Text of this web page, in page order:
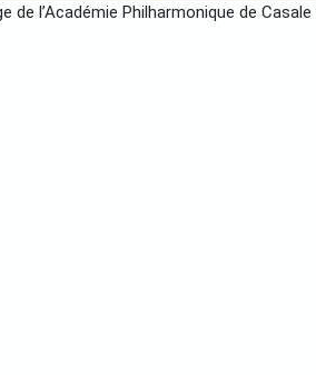
l’Académie Philharmonique de